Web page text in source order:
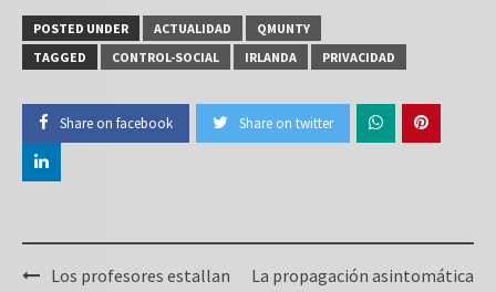
POSTED UNDER ACTUALIDAD
QMUNTY
TAGGED
CONTROL-SOCIAL IRLANDA PRIVACIDAD
Share on facebook Share on twitter
PostLos profesores estallan
La propagación asintomática